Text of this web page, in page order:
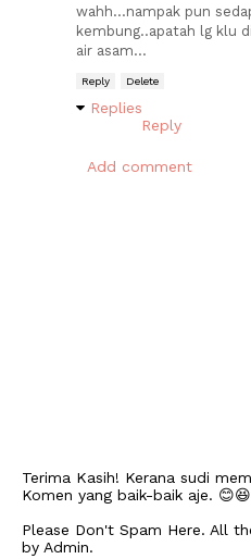
wahh...nampak pun
kembung..apatah lg klu
air asam...
Reply Delete
Replies
Reply
Add comment
Terima Kasih! Kerana sudi
Komen yang baik-baik aje.
Please Don't Spam Here. All
by Admin.